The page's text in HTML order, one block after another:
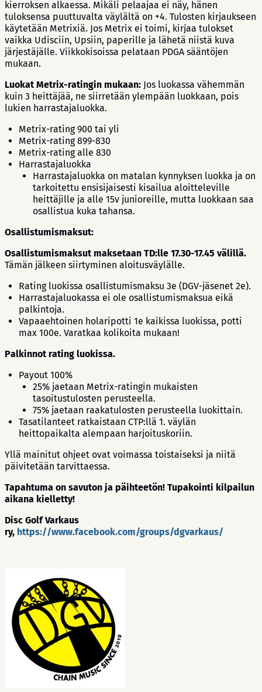
kierroksen alkaessa. Mikäli pelaajaa ei näy, hänen
tuloksensa puuttuvalta väylältä on +4. Tulosten kirjaukseen
käytetään Metrixiä. Jos Metrix ei toimi, kirjaa tulokset
vaikka Udisciin, Upsiin, paperille ja lähetä niistä kuva
järjestäjälle. Viikkokisoissa pelataan PDGA sääntöjen
mukaan.
Luokat Metrix-ratingin mukaan: Jos luokassa vähemmän
kuin 3 heittäjää, ne siirretään ylempään luokkaan, pois
lukien harrastajaluokka.
Metrix-rating 900 tai yli
Metrix-rating 899-830
Metrix-rating alle 830
Harrastajaluokka
Harrastajaluokka on matalan kynnyksen luokka ja on
tarkoitettu ensisijaisesti kisailua aloitteleville
heittäjille ja alle 15v junioreille, mutta luokkaan saa
osallistua kuka tahansa.
Osallistumismaksut:
Osallistumismaksut maksetaan TD:lle 17.30-17.45 välillä.
Tämän jälkeen siirtyminen aloitusväylälle.
Rating luokissa osallistumismaksu 3e (DGV-jäsenet 2e).
Harrastajaluokassa ei ole osallistumismaksua eikä
palkintoja.
Vapaaehtoinen holaripotti 1e kaikissa luokissa, potti
max 100e. Varatkaa kolikoita mukaan!
Palkinnot rating luokissa.
Payout 100%
25% jaetaan Metrix-ratingin mukaisten
tasoitustulosten perusteella.
75% jaetaan raakatulosten perusteella luokittain.
Tasatilanteet ratkaistaan CTP:llä 1. väylän
heittopaikalta alempaan harjoituskoriin.
Yllä mainitut ohjeet ovat voimassa toistaiseksi ja niitä
päivitetään tarvittaessa.
Tapahtuma on savuton ja päihteetön! Tupakointi kilpailun
aikana kielletty!
Disc Golf Varkaus
ry, https://www.facebook.com/groups/dgvarkaus/